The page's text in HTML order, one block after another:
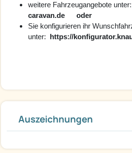
weitere Fahrzeugangebote
caravan.de oder
Sie konfigurieren ihr
unter: https://
Auszeichnungen